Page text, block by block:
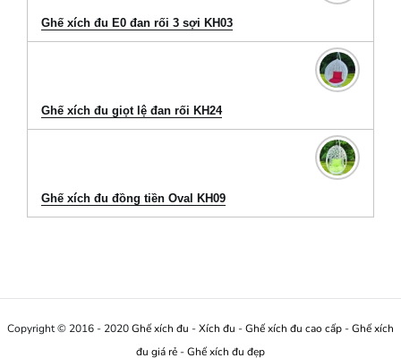
Ghế xích đu E0 đan rối 3 sợi KH03
Ghế xích đu giọt lệ đan rối KH24
Ghế xích đu đồng tiền Oval KH09
Copyright © 2016 - 2020Ghế xích đu -Xích đu -Ghế xích đu cao cấp -Ghế xích
đu giá rẻ -Ghế xích đu đẹp